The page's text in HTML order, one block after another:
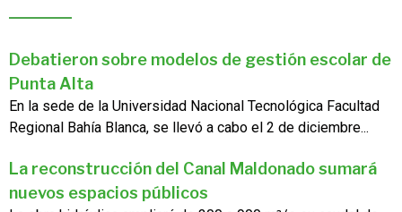
Debatieron sobre modelos de gestión escolar de
Punta Alta
En la sede de la Universidad Nacional Tecnológica Facultad
Regional Bahía Blanca, se llevó a cabo el 2 de diciembre...
La reconstrucción del Canal Maldonado sumará
nuevos espacios públicos